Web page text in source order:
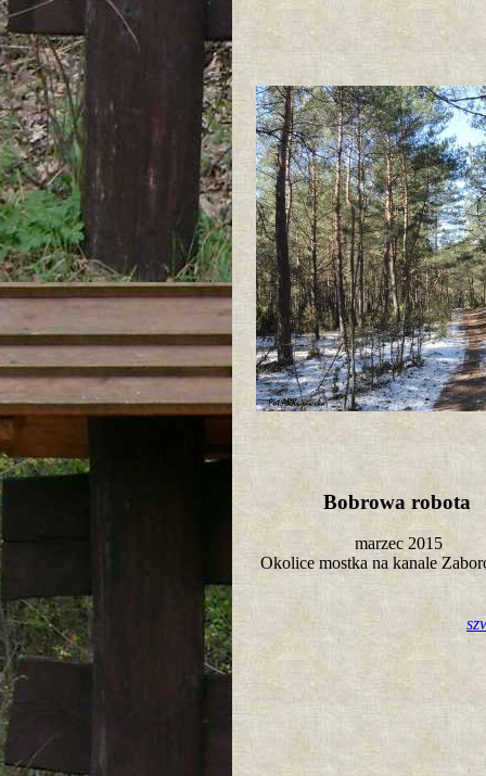
Bobrowa robota
marzec 2015
Okolice mostka na kanale